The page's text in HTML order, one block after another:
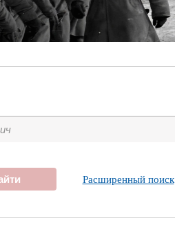
Расширенный поиск